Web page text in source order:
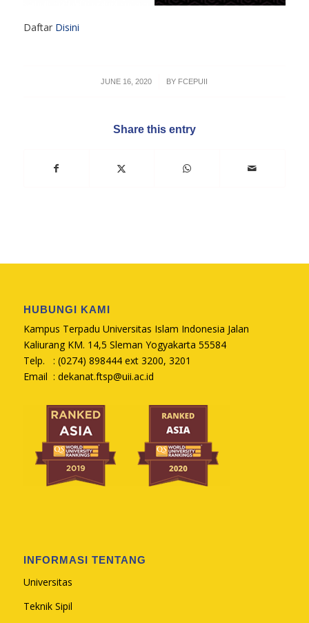
Daftar Disini
JUNE 16, 2020
/ BY FCEPUII
Share this entry
HUBUNGI KAMI
Kampus Terpadu Universitas Islam Indonesia Jalan
Kaliurang KM. 14,5 Sleman Yogyakarta 55584
Telp. : (0274) 898444 ext 3200, 3201
Email : dekanat.ftsp@uii.ac.id
INFORMASI TENTANG
Universitas
Teknik Sipil